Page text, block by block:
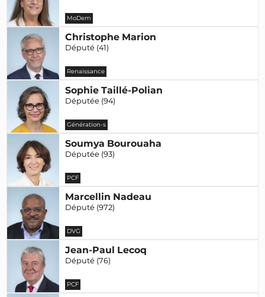
MoDem
Christophe Marion
Député (41)
Renaissance
Sophie Taillé-Polian
Députée (94)
Génération-s
Soumya Bourouaha
Députée (93)
PCF
Marcellin Nadeau
Député (972)
DVG
Jean-Paul Lecoq
Député (76)
PCF